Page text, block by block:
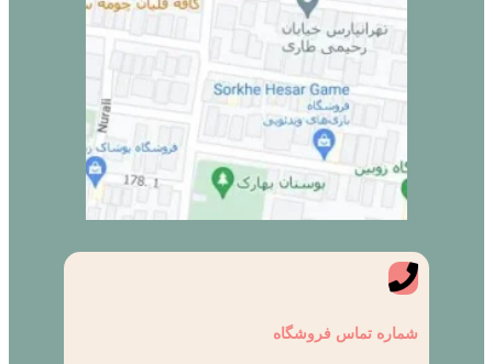
شماره تماس فروشگاه